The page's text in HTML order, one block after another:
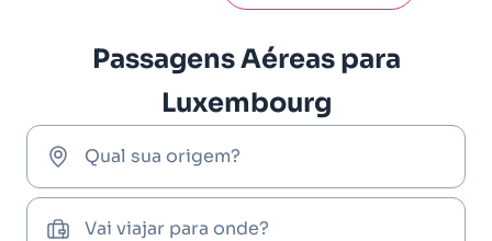
Passagens Aéreas para
Luxembourg
Qual sua origem?
Vai viajar para onde?